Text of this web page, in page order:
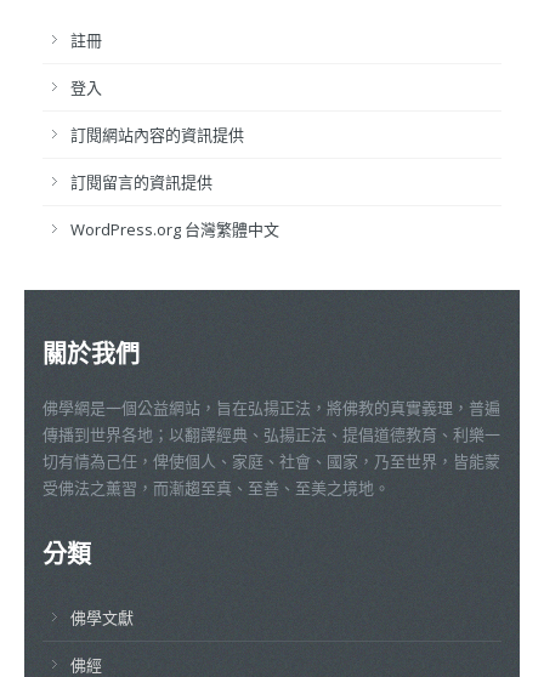
註冊
登入
訂閱網站內容的資訊提供
訂閱留言的資訊提供
WordPress.org 台灣繁體中文
關於我們
佛學網是一個公益網站，旨在弘揚正法，將佛教的真實義理，普遍
傳播到世界各地；以翻譯經典、弘揚正法、提倡道德教育、利樂一
切有情為己任，俾使個人、家庭、社會、國家，乃至世界，皆能蒙
受佛法之薰習，而漸趨至真、至善、至美之境地。
分類
佛學文獻
佛經